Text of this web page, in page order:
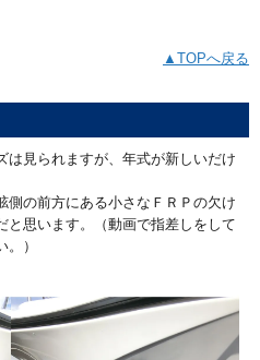
▲TOPへ戻る
は見られますが、年式が新しいだけ
側の前方にある小さなＦＲＰの欠け
と思います。（動画で指差しをして
）